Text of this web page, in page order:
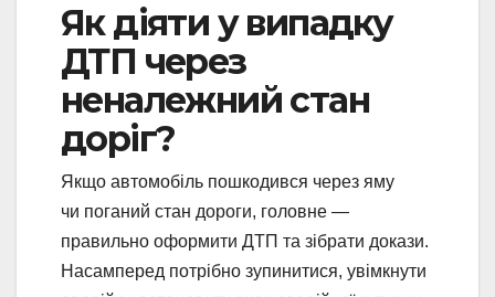
Як діяти у випадку
ДТП через
неналежний стан
доріг?
Якщо автомобіль пошкодився через яму
чи поганий стан дороги, головне —
правильно оформити ДТП та зібрати докази.
Насамперед потрібно зупинитися, увімкнути